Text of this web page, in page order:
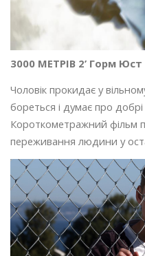
3000 МЕТРІВ 2’ Горм Юст
Чоловік прокидає у
бореться і думає про
Короткометражний фільм
переживання людини у